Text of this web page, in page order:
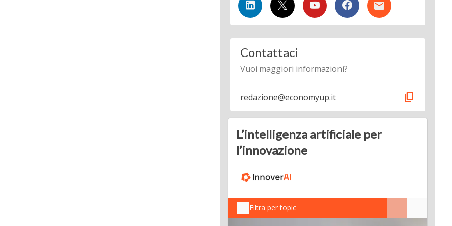
Contattaci
Vuoi maggiori informazioni?
redazione@economyup.it content_copy
L’intelligenza artificiale per
l’innovazione
Filtra per topic